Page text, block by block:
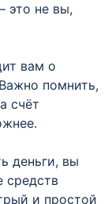
это не вы,
вам о
помнить,
счёт
деньги, вы
средств
и простой